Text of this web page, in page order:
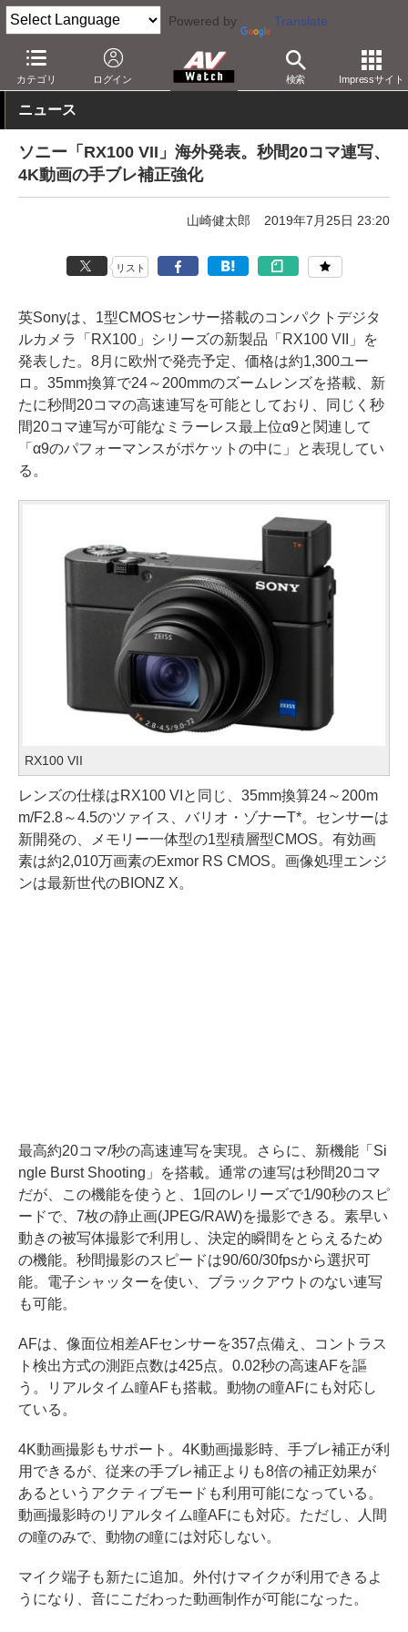
Powered by Translate
カテゴリ ログイン 検索 Impressサイト
AV Watch 製品 デジタルカメラ ソニー
ニュース
ソニー「RX100 VII」海外発表。秒間20コマ連写、
4K動画の手ブレ補正強化
山崎健太郎 2019年7月25日 23:20
リスト
英Sonyは、1型CMOSセンサー搭載のコンパクトデジタ
ルカメラ「RX100」シリーズの新製品「RX100 VII」を
発表した。8月に欧州で発売予定、価格は約1,300ユー
ロ。35mm換算で24～200mmのズームレンズを搭載、新
たに秒間20コマの高速連写を可能としており、同じく秒
間20コマ連写が可能なミラーレス最上位α9と関連して
「α9のパフォーマンスがポケットの中に」と表現してい
る。
RX100 VII
レンズの仕様はRX100 VIと同じ、35mm換算24～200m
m/F2.8～4.5のツァイス、バリオ・ゾナーT*。センサーは
新開発の、メモリー一体型の1型積層型CMOS。有効画
素は約2,010万画素のExmor RS CMOS。画像処理エンジ
ンは最新世代のBIONZ X。
最高約20コマ/秒の高速連写を実現。さらに、新機能「Si
ngle Burst Shooting」を搭載。通常の連写は秒間20コマ
だが、この機能を使うと、1回のレリーズで1/90秒のスピ
ードで、7枚の静止画(JPEG/RAW)を撮影できる。素早い
動きの被写体撮影で利用し、決定的瞬間をとらえるため
の機能。秒間撮影のスピードは90/60/30fpsから選択可
能。電子シャッターを使い、ブラックアウトのない連写
も可能。
AFは、像面位相差AFセンサーを357点備え、コントラス
ト検出方式の測距点数は425点。0.02秒の高速AFを謳
う。リアルタイム瞳AFも搭載。動物の瞳AFにも対応し
ている。
4K動画撮影もサポート。4K動画撮影時、手ブレ補正が利
用できるが、従来の手ブレ補正よりも8倍の補正効果が
あるというアクティブモードも利用可能になっている。
動画撮影時のリアルタイム瞳AFにも対応。ただし、人間
の瞳のみで、動物の瞳には対応しない。
マイク端子も新たに追加。外付けマイクが利用できるよ
うになり、音にこだわった動画制作が可能になった。